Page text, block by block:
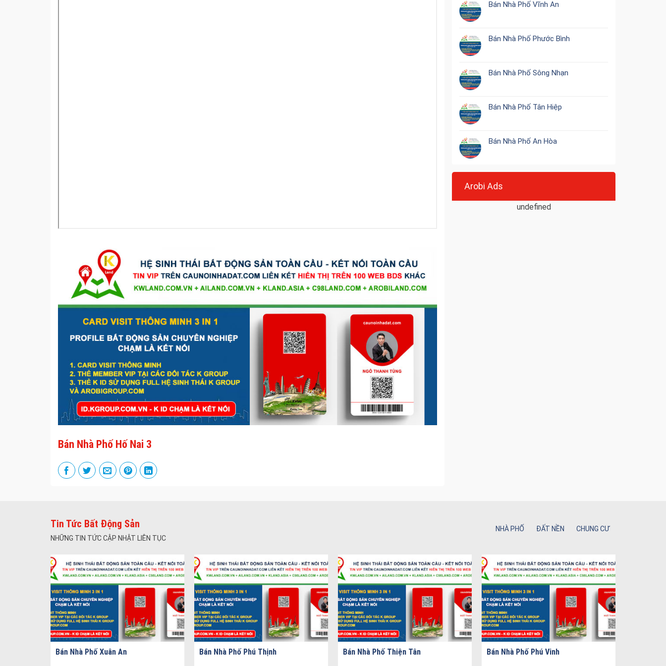
Bán Nhà Phố Hố Nai 3
Bán Nhà Phố Vĩnh An
Bán Nhà Phố Phước Bình
Bán Nhà Phố Sông Nhạn
Bán Nhà Phố Tân Hiệp
Bán Nhà Phố An Hòa
Arobi Ads
undefined
Tin Tức Bất Động Sản
NHỮNG TIN TỨC CẬP NHẬT LIÊN TỤC
NHÀ PHỐ ĐẤT NỀN CHUNG CƯ
Bán Nhà Phố Xuân An Bán Nhà Phố Phú Thịnh Bán Nhà Phố Thiện Tân Bán Nhà Phố Phú Vinh